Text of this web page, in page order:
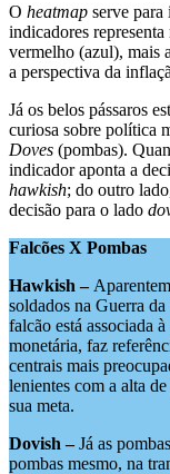
O heatmap serve para
indicadores
vermelho (azul), mais
a perspectiva da
Já os belos pássaros
curiosa sobre política
Doves (pombas).
indicador aponta a
hawkish; do outro
decisão para o lado
Falcões X Pombas
Hawkish –
soldados na Guerra
falcão está associada
monetária, faz
centrais mais
lenientes com a alta
sua meta.
Dovish –Já as
pombas mesmo, na